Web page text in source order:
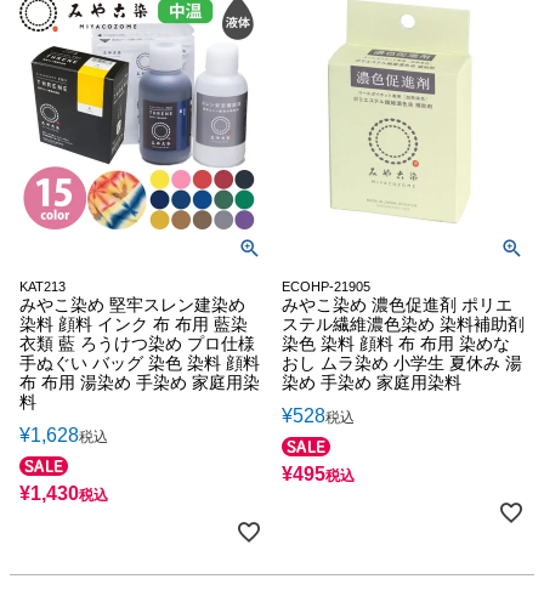
KAT213
みやこ染め 堅牢スレン建染め
染料 顔料 インク 布 布用 藍染
衣類 藍 ろうけつ染め プロ仕様
手ぬぐい バッグ 染色 染料 顔料
布 布用 湯染め 手染め 家庭用染
料
¥1,628税込
¥1,430税込
ECOHP-21905
みやこ染め 濃色促進剤 ポリエ
ステル繊維濃色染め 染料補助剤
染色 染料 顔料 布 布用 染めな
おし ムラ染め 小学生 夏休み 湯
染め 手染め 家庭用染料
¥528税込
¥495税込